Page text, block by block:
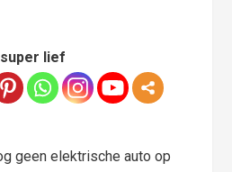
lief
geen elektrische auto op